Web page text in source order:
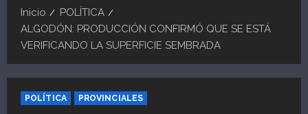
Inicio
POLÍTICA
ALGODÓN: PRODUCCIÓN CONFIRMÓ QUE SE ESTÁ
VERIFICANDO LA SUPERFICIE SEMBRADA
POLÍTICA PROVINCIALES